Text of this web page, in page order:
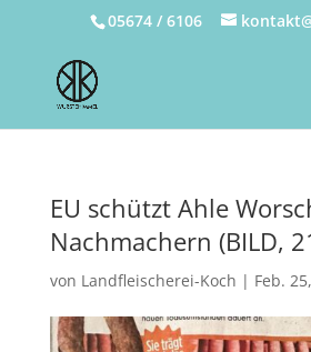
05674 / 6106
EU schützt Ahle
Nachmachern (BILD,
von Landfleischerei-Koch | Feb.